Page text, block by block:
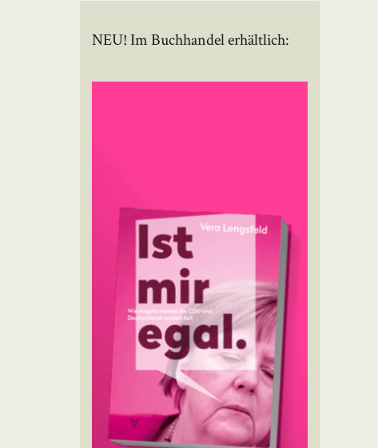
NEU! Im Buchhandel erhältlich: